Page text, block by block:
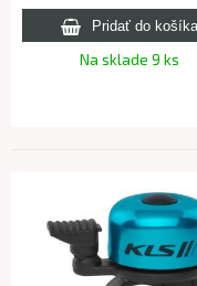
Na sklade 9 ks